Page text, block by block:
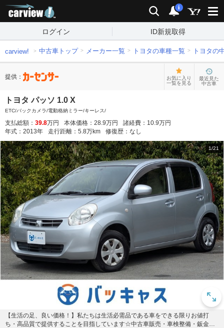
検索 通知
i
ログイン ID新規取得
carview! 中古車トップ メーカー一覧 トヨタの車種一覧 トヨタの
提供：
お気に入り
一覧を見る
最近見た
中古車
トヨタ パッソ 1.0 X
ETC/バックカメラ/電動格納ミラー/キーレス/
支払総額： 39.8万円 本体価格： 28.9万円 諸経費： 10.9万円
年式： 2013年 走行距離： 5.8万km 修復歴： なし
1/21
【生活の足、良い価格！】私たちは生活必需品である車をできる限りお値打
ち・高品質で提供することを目指しています☆中古車販売・車検整備・鈑金塗